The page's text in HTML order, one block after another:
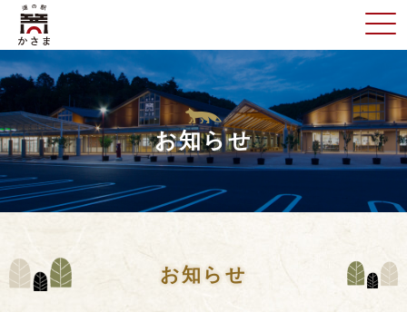
お知らせ
お知らせ